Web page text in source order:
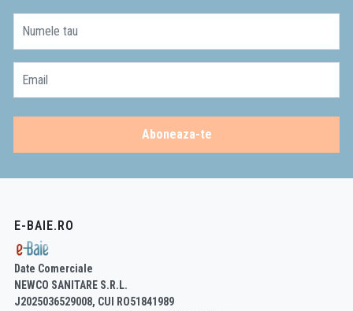
Numele tau
Email
Aboneaza-te
E-BAIE.RO
Date Comerciale
NEWCO SANITARE S.R.L.
J2025036529008, CUI RO51841989